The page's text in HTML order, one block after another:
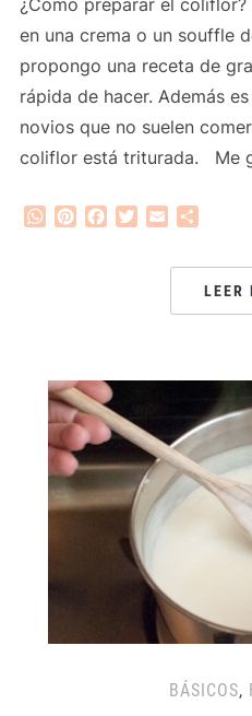
en una crema o un souffle
propongo una receta de
rápida de hacer. Además
novios que no suelen
coliflor está triturada. Me
WhatsApp
PinterestFacebook
Twitter
Email
LEER
BÁSICOS,